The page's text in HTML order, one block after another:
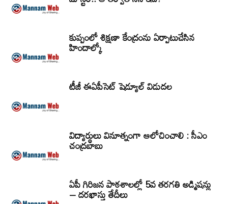
కుప్పంలో శిక్షణా కేంద్రంను ఏర్పాటుచేసిన
హిందాల్కో
టీజీ ఈఏపీసెట్‌ షెడ్యూల్‌ విడుదల
విద్యార్థులు వినూత్నంగా ఆలోచించాలి : సీఎం
చంద్రబాబు
ఏపీ గిరిజన పాఠశాలల్లో 5వ తరగతి అడ్మిషన్లు
– దరఖాస్తు తేదీలు